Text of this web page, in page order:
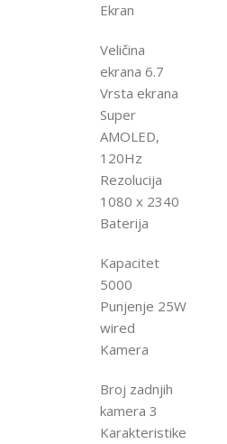
Ekran
Veličina
ekrana 6.7
Vrsta ekrana
Super
AMOLED,
120Hz
Rezolucija
1080 x 2340
Baterija
Kapacitet
5000
Punjenje 25W
wired
Kamera
Broj zadnjih
kamera 3
Karakteristike